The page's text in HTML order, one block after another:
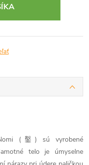
(鑿) sú vyrobené
telo je úmyselne